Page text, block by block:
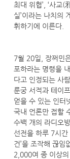
최대 위협’, ‘사교(
실’이라는 나치의
휘하기에 이른다.
7월 20일, 장쩌민
포하라는 명령을
다고 인정되는 사
룬궁 서적과 테이
얻을 수 있는 인터
국내 언론만 접할
수백 개의 라디오
선전을 하루 7시간
건’을 조작해 끊임
2,000여 종 이상